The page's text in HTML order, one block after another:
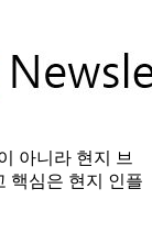
아니라 현지 브
핵심은 현지 인플